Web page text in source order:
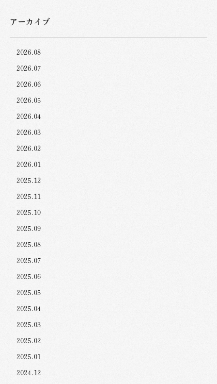
アーカイブ
2026.08
2026.07
2026.06
2026.05
2026.04
2026.03
2026.02
2026.01
2025.12
2025.11
2025.10
2025.09
2025.08
2025.07
2025.06
2025.05
2025.04
2025.03
2025.02
2025.01
2024.12